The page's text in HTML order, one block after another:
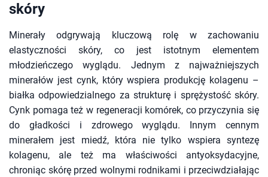
skóry
Minerały odgrywają kluczową rolę w zachowaniu
elastyczności skóry, co jest istotnym elementem
młodzieńczego wyglądu. Jednym z najważniejszych
minerałów jest cynk, który wspiera produkcję kolagenu –
białka odpowiedzialnego za strukturę i sprężystość skóry.
Cynk pomaga też w regeneracji komórek, co przyczynia się
do gładkości i zdrowego wyglądu. Innym cennym
minerałem jest miedź, która nie tylko wspiera syntezę
kolagenu, ale też ma właściwości antyoksydacyjne,
chroniąc skórę przed wolnymi rodnikami i przeciwdziałając